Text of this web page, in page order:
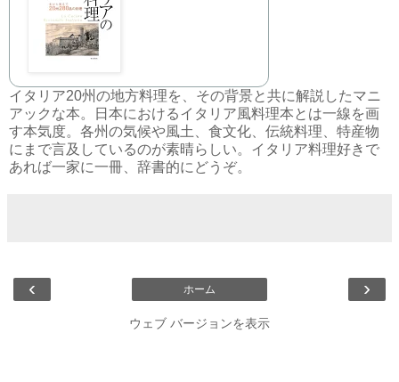
イタリア20州の地方料理を、その背景と共に解説したマニ
アックな本。日本におけるイタリア風料理本とは一線を画
す本気度。各州の気候や風土、食文化、伝統料理、特産物
にまで言及しているのが素晴らしい。イタリア料理好きで
あれば一家に一冊、辞書的にどうぞ。
‹ ›
ホーム
ウェブ バージョンを表示